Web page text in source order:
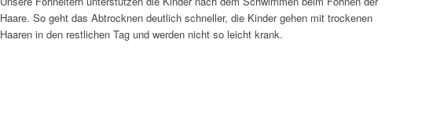
Haare. So geht das Abtrocknen deutlich schneller, die Kinder gehen mit trockenen
Haaren in den restlichen Tag und werden nicht so leicht krank.